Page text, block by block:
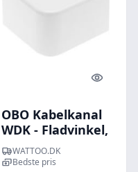
Quick
OBO Kabelkanal
WDK - Fladvinkel,
17,5 x 17,5 mm
(til WDK20020),
WATTOO.DK
Bedste pris